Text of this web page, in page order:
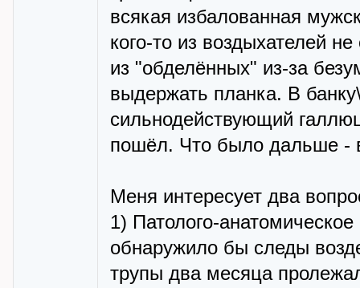
всякая избалованная
кого-то из воздыхателей
из "обделённых" из-за
выдержать планка. В
сильнодействующий
пошёл. Что было дальше -
Меня интересует два
1) Патолого-
обнаружило бы следы
трупы два месяца